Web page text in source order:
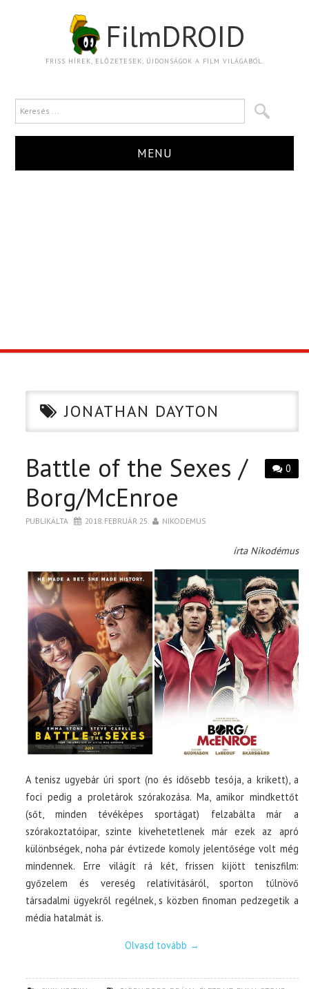
FilmDROID
FRISS HÍREK, ELŐZETESEK, ÚJDONSÁGOK A FILM VILÁGÁBÓL.
MENU
CIKK
PÓLÓ RENDELÉS
JONATHAN DAYTON
0
Battle of the Sexes /
Borg/McEnroe
PUBLIKÁLTA 2018. FEBRUÁR 25. NIKODEMUS
írta Nikodémus
A tenisz ugyebár úri sport (no és idősebb tesója, a krikett), a
foci pedig a proletárok szórakozása. Ma, amikor mindkettőt
(sőt, minden tévéképes sportágat) felzabálta már a
szórakoztatóipar, szinte kivehetetlenek már ezek az apró
különbségek, noha pár évtizede komoly jelentősége volt még
mindennek. Erre világít rá két, frissen kijött teniszfilm:
győzelem és vereség relativitásáról, sporton túlnövő
társadalmi ügyekről regélnek, s közben finoman pedzegetik a
média hatalmát is.
Olvasd tovább →